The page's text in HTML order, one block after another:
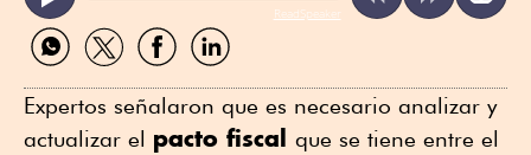
ReadSpeaker
Compartir
por
Compartir
por
Compartir
por
Compartir
por
Expertos señalaron que es necesario analizar y
actualizar el pacto fiscal que se tiene entre el